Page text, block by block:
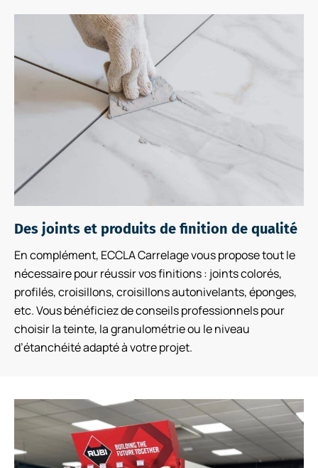
Des joints et produits de finition de qualité
En complément, ECCLA Carrelage vous propose tout le
nécessaire pour réussir vos finitions : joints colorés,
profilés, croisillons, croisillons autonivelants, éponges,
etc. Vous bénéficiez de conseils professionnels pour
choisir la teinte, la granulométrie ou le niveau
d’étanchéité adapté à votre projet.